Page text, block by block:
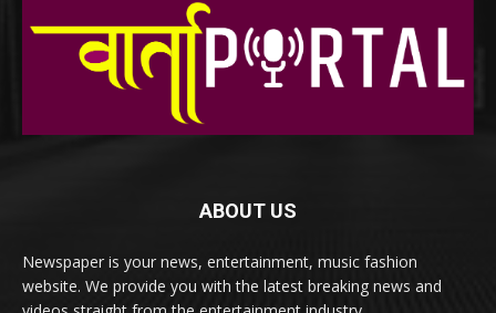
ABOUT US
Newspaper is your news, entertainment, music fashion
website. We provide you with the latest breaking news and